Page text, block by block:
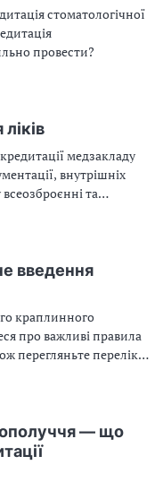
стоматологічної
провести?
медзакладу
внутрішніх
та
введення
краплинного
про важливі правила
перегляньте перелік
— що